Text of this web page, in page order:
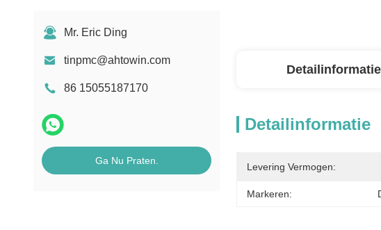
Mr. Eric Ding
tinpmc@ahtowin.com
86 15055187170
Ga Nu Praten.
Detailinformatie
Detailinformatie
Levering Vermogen:
Markeren: